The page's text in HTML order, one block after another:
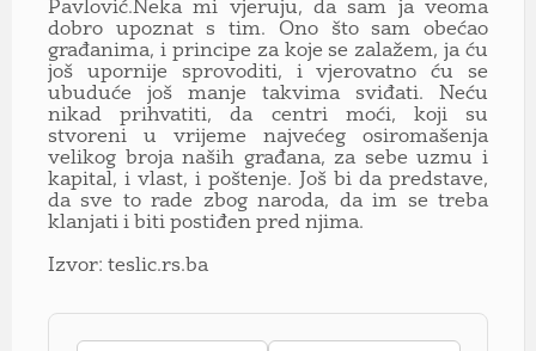
Pavlović.Neka mi vjeruju, da sam ja veoma
dobro upoznat s tim. Ono što sam obećao
građanima, i principe za koje se zalažem, ja ću
još upornije sprovoditi, i vjerovatno ću se
ubuduće još manje takvima sviđati. Neću
nikad prihvatiti, da centri moći, koji su
stvoreni u vrijeme najvećeg osiromašenja
velikog broja naših građana, za sebe uzmu i
kapital, i vlast, i poštenje. Još bi da predstave,
da sve to rade zbog naroda, da im se treba
klanjati i biti postiđen pred njima.
Izvor: teslic.rs.ba